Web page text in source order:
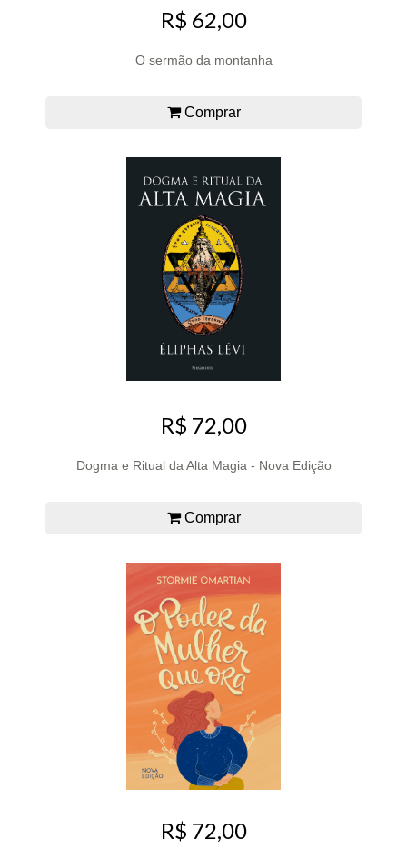
R$ 62,00
O sermão da montanha
Comprar
R$ 72,00
Dogma e Ritual da Alta Magia - Nova Edição
Comprar
R$ 72,00